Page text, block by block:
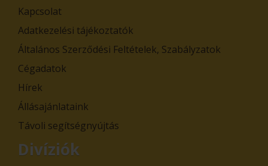
Kapcsolat
Adatkezelési tájékoztatók
Általános Szerződési Feltételek, Szabályzatok
Cégadatok
Hírek
Állásajánlataink
Távoli segítségnyújtás
Divíziók